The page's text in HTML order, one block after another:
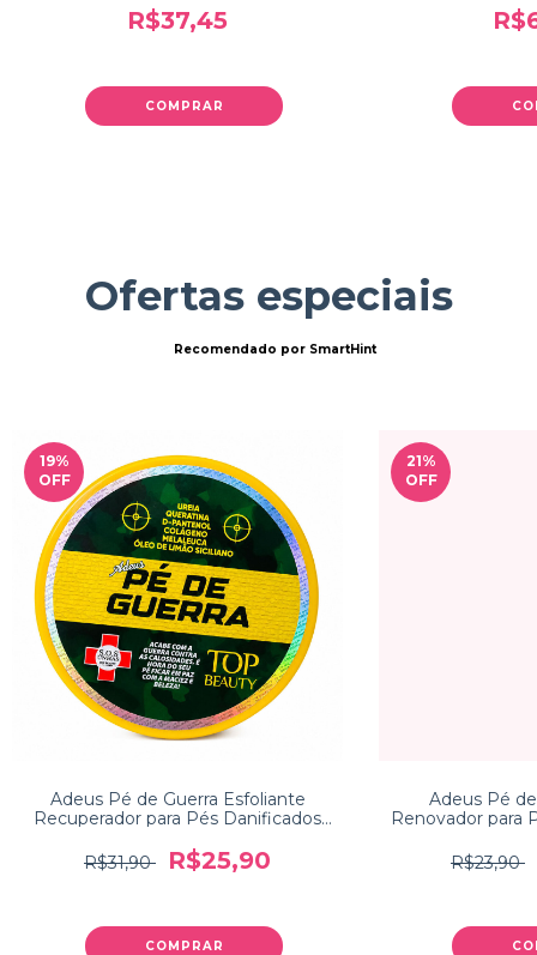
R$37,45
COMPRAR
Ofertas especiais
Recomendado por SmartHint
19%
OFF
Adeus Pé de Guerra Esfoliante
Recuperador para Pés Danificados
R$31,90
R$25,90
COMPRAR
21%
OFF
Adeus Pé
Renovador para
R$23,90